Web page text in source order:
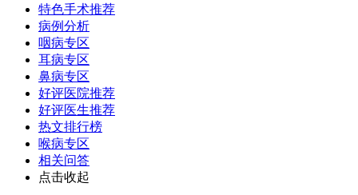
特色手术推荐
病例分析
咽病专区
耳病专区
鼻病专区
好评医院推荐
好评医生推荐
热文排行榜
喉病专区
相关问答
点击收起